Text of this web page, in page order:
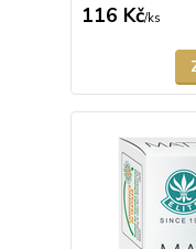
116 Kč/ks